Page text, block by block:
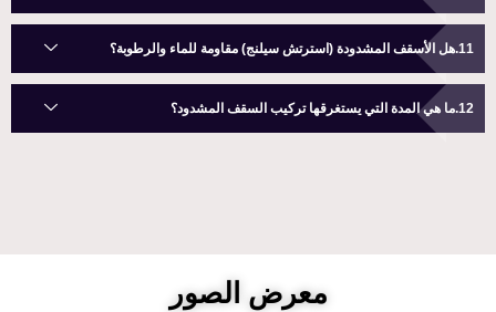
هل الأسقف المشدودة (استرتش سيلنج) مقاومة للماء والرطوبة؟
ما هي المدة التي يستغرقها تركيب السقف المشدود؟
معرض الصور